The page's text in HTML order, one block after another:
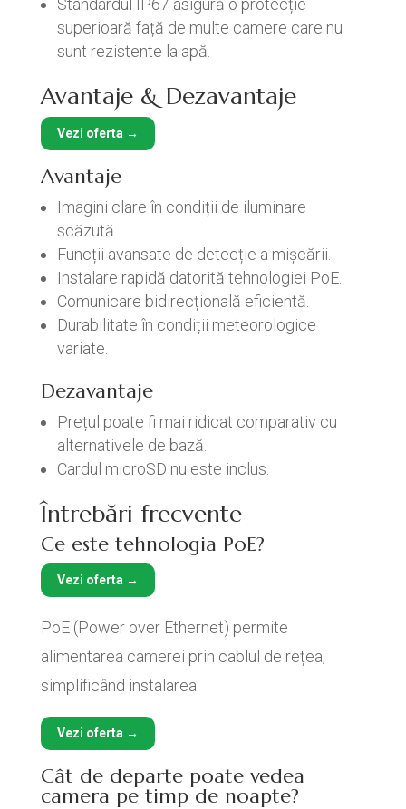
Standardul IP67 asigură o protecție
superioară față de multe camere care nu
sunt rezistente la apă.
Avantaje & Dezavantaje
Vezi oferta →
Avantaje
Imagini clare în condiții de iluminare
scăzută.
Funcții avansate de detecție a mișcării.
Instalare rapidă datorită tehnologiei PoE.
Comunicare bidirecțională eficientă.
Durabilitate în condiții meteorologice
variate.
Dezavantaje
Prețul poate fi mai ridicat comparativ cu
alternativele de bază.
Cardul microSD nu este inclus.
Întrebări frecvente
Ce este tehnologia PoE?
Vezi oferta →
PoE (Power over Ethernet) permite
alimentarea camerei prin cablul de rețea,
simplificând instalarea.
Vezi oferta →
Cât de departe poate vedea
camera pe timp de noapte?